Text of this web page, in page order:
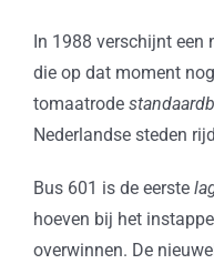
In 1988 verschijnt
die op dat moment
tomaatrode
Nederlandse steden
Bus 601 is de eerste
hoeven bij het
overwinnen. De